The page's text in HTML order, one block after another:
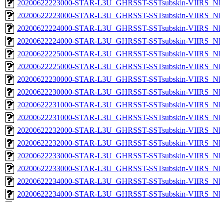
20200622223000-STAR-L3U_GHRSST-SSTsubskin-
20200622223000-STAR-L3U_GHRSST-SSTsubskin-
20200622224000-STAR-L3U_GHRSST-SSTsubskin-
20200622224000-STAR-L3U_GHRSST-SSTsubskin-
20200622225000-STAR-L3U_GHRSST-SSTsubskin-
20200622225000-STAR-L3U_GHRSST-SSTsubskin-
20200622230000-STAR-L3U_GHRSST-SSTsubskin-
20200622230000-STAR-L3U_GHRSST-SSTsubskin-
20200622231000-STAR-L3U_GHRSST-SSTsubskin-
20200622231000-STAR-L3U_GHRSST-SSTsubskin-
20200622232000-STAR-L3U_GHRSST-SSTsubskin-
20200622232000-STAR-L3U_GHRSST-SSTsubskin-
20200622233000-STAR-L3U_GHRSST-SSTsubskin-
20200622233000-STAR-L3U_GHRSST-SSTsubskin-
20200622234000-STAR-L3U_GHRSST-SSTsubskin-
20200622234000-STAR-L3U_GHRSST-SSTsubskin-